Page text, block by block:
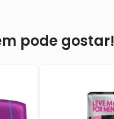
pode gostar!